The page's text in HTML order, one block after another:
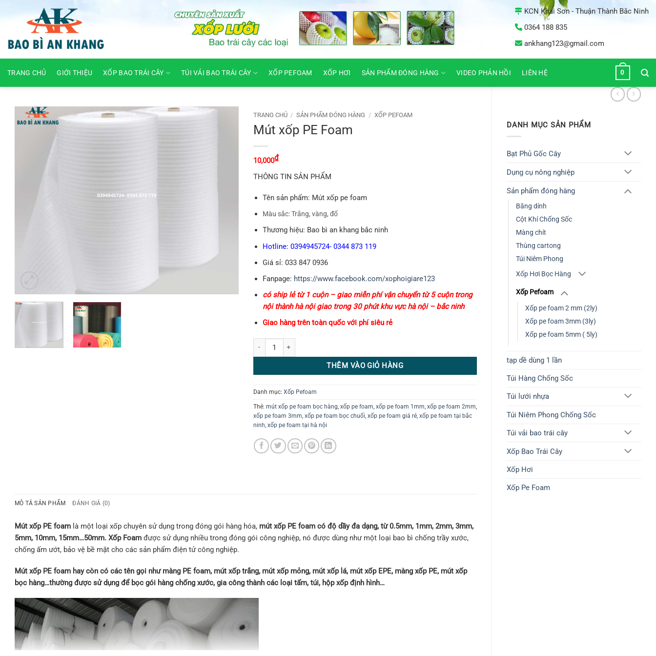
KCN Khai Sơn - Thuận Thành Bắc Ninh
0364 188 835
ankhang123@gmail.com
TRANG CHỦ GIỚI THIỆU XỐP BAO TRÁI CÂY TÚI VẢI BAO TRÁI CÂY XỐP PEFOAM XỐP HƠI SẢN PHẨM ĐÓNG HÀNG VIDEO PHẢN HỒI LIÊN HỆ 0
DANH MỤC SẢN PHẨM
Bạt Phủ Gốc Cây
Dụng cụ nông nghiệp
Sản phẩm đóng hàng
Băng dính
Cột Khí Chống Sốc
Màng chít
Thùng cartong
Túi Niêm Phong
Xốp Hơi Bọc Hàng
Xốp Pefoam
Xốp pe foam 2 mm (2ly)
Xốp pe foam 3mm (3ly)
Xốp pe foam 5mm ( 5ly)
tạp dề dùng 1 lần
Túi Hàng Chống Sốc
Túi lưới nhựa
Túi Niêm Phong Chống Sốc
Túi vải bao trái cây
Xốp Bao Trái Cây
Xốp Hơi
Xốp Pe Foam
TRANG CHỦ / SẢN PHẨM ĐÓNG HÀNG / XỐP PEFOAM
Mút xốp PE Foam
10,000₫
THÔNG TIN SẢN PHẨM
Tên sản phẩm: Mút xốp pe foam
Màu sắc: Trắng, vàng, đổ
Thương hiệu: Bao bì an khang bắc ninh
Hotline: 0394945724- 0344 873 119
Giá sỉ: 033 847 0936
Fanpage: https://www.facebook.com/xophoigiare123
có ship lẻ từ 1 cuộn – giao miễn phí vận chuyển từ 5 cuộn trong
nội thành hà nội giao trong 30 phút khu vực hà nội – bắc ninh
Giao hàng trên toàn quốc với phí siêu rẻ
THÊM VÀO GIỎ HÀNG
Danh mục: Xốp Pefoam
Thẻ: mút xốp pe foam bọc hàng xốp pe foam xốp pe foam 1mm xốp pe foam 2mm
xốp pe foam 3mm xốp pe foam bọc chuối xốp pe foam giá rẻ, xốp pe foam tại bắc
ninh xốp pe foam tại hà nội
MÔ TẢ SẢN PHẨM ĐÁNH GIÁ (0)
Mút xốp PE foam là một loại xốp chuyên sử dụng trong đóng gói hàng hóa, mút xốp PE foam có độ dầy đa dạng, từ 0.5mm, 1mm, 2mm, 3mm,
5mm, 10mm, 15mm…50mm. Xốp Foam được sử dụng nhiều trong đóng gói công nghiệp, nó được dùng như một loại bao bì chống trầy xước,
chống ấm ướt, bảo vệ bề mặt cho các sản phẩm điện tử công nghiệp.
Mút xốp PE foam hay còn có các tên gọi như màng PE foam, mút xốp trắng, mút xốp mỏng, mút xốp lá, mút xốp EPE, màng xốp PE, mút xốp
bọc hàng…thường được sử dụng để bọc gói hàng chống xước, gia công thành các loại tấm, túi, hộp xốp định hình…